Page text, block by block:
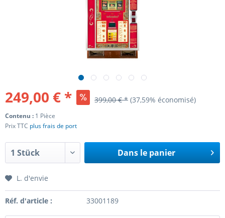
249,00 € * 399,00 € * (37,59% économisé)
Contenu : 1 Pièce
Prix TTC plus frais de port
Dans le panier
L. d'envie
Réf. d'article : 33001189